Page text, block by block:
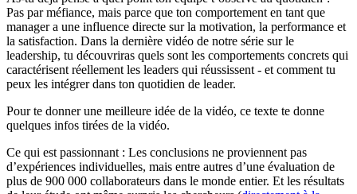
Pas par méfiance, mais parce que ton comportement en tant que
manager a une influence directe sur la motivation, la performance et
la satisfaction. Dans la dernière vidéo de notre série sur le
leadership, tu découvriras quels sont les comportements concrets qui
caractérisent réellement les leaders qui réussissent - et comment tu
peux les intégrer dans ton quotidien de leader.
Pour te donner une meilleure idée de la vidéo, ce texte te donne
quelques infos tirées de la vidéo.
Ce qui est passionnant : Les conclusions ne proviennent pas
d’expériences individuelles, mais entre autres d’une évaluation de
plus de 900 000 collaborateurs dans le monde entier. Et les résultats